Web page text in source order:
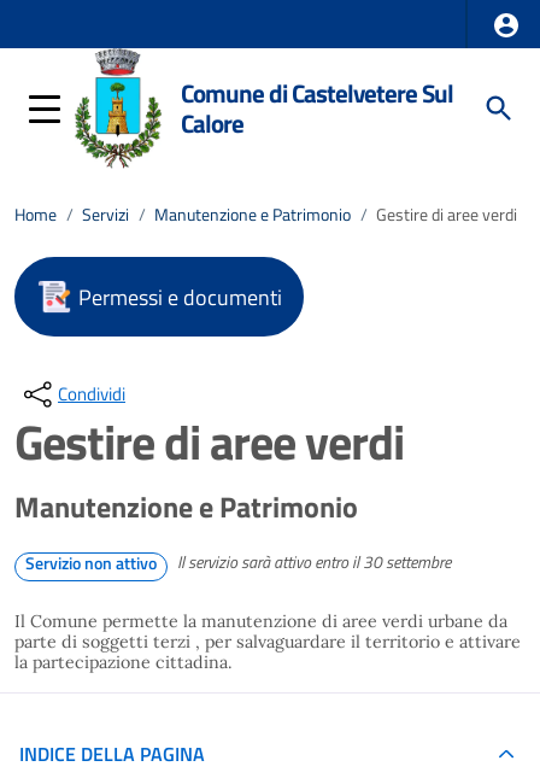
Comune di Castelvetere Sul
Calore
Home / Servizi / Manutenzione e Patrimonio / Gestire di aree verdi
Permessi e documenti
Condividi
Gestire di aree verdi
Manutenzione e Patrimonio
Servizio non attivo Il servizio sarà attivo entro il 30 settembre
Il Comune permette la manutenzione di aree verdi urbane da
parte di soggetti terzi , per salvaguardare il territorio e attivare
la partecipazione cittadina.
INDICE DELLA PAGINA